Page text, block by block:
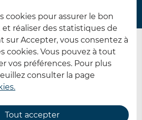
cookies pour assurer le bon
réaliser des statistiques de
sur Accepter, vous consentez à
cookies. Vous pouvez à tout
vos préférences. Pour plus
consulter la page
Tout accepter
Menu
rencontrent leurs
d'écoles